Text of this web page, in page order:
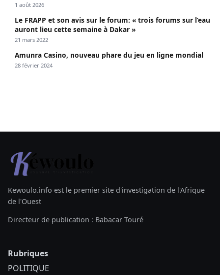
1 août 2026
Le FRAPP et son avis sur le forum: « trois forums sur l’eau
auront lieu cette semaine à Dakar »
21 mars 2022
Amunra Casino, nouveau phare du jeu en ligne mondial
28 février 2024
Kewoulo.info est le premier site d'investigation de l'Afrique
de l'Ouest
Directeur de publication : Babacar Touré
Rubriques
POLITIQUE